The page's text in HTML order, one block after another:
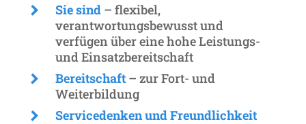
Sie sind – flexibel,
verantwortungsbewusst und
verfügen über eine hohe Leistungs-
und Einsatzbereitschaft
Bereitschaft – zur Fort- und
Weiterbildung
Servicedenken und Freundlichkeit